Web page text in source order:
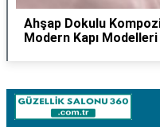
Ahşap Dokulu
Modern Kapı Modelleri